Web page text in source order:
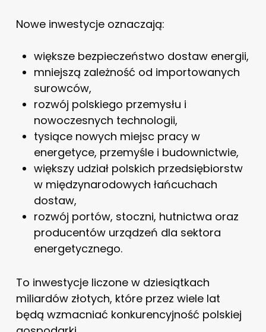
Nowe inwestycje oznaczają:
większe bezpieczeństwo dostaw energii,
mniejszą zależność od importowanych
surowców,
rozwój polskiego przemysłu i
nowoczesnych technologii,
tysiące nowych miejsc pracy w
energetyce, przemyśle i budownictwie,
większy udział polskich przedsiębiorstw
w międzynarodowych łańcuchach
dostaw,
rozwój portów, stoczni, hutnictwa oraz
producentów urządzeń dla sektora
energetycznego.
To inwestycje liczone w dziesiątkach
miliardów złotych, które przez wiele lat
będą wzmacniać konkurencyjność polskiej